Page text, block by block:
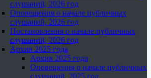
слушаний, 2026 год
Оповещения о начале публичных
слушаний, 2026 год
Постановления о начале публичных
слушаний, 2026 год
Архив 2025 года
Архив 2025 года
Оповещения о начале публичных
слушаний, 2025 год